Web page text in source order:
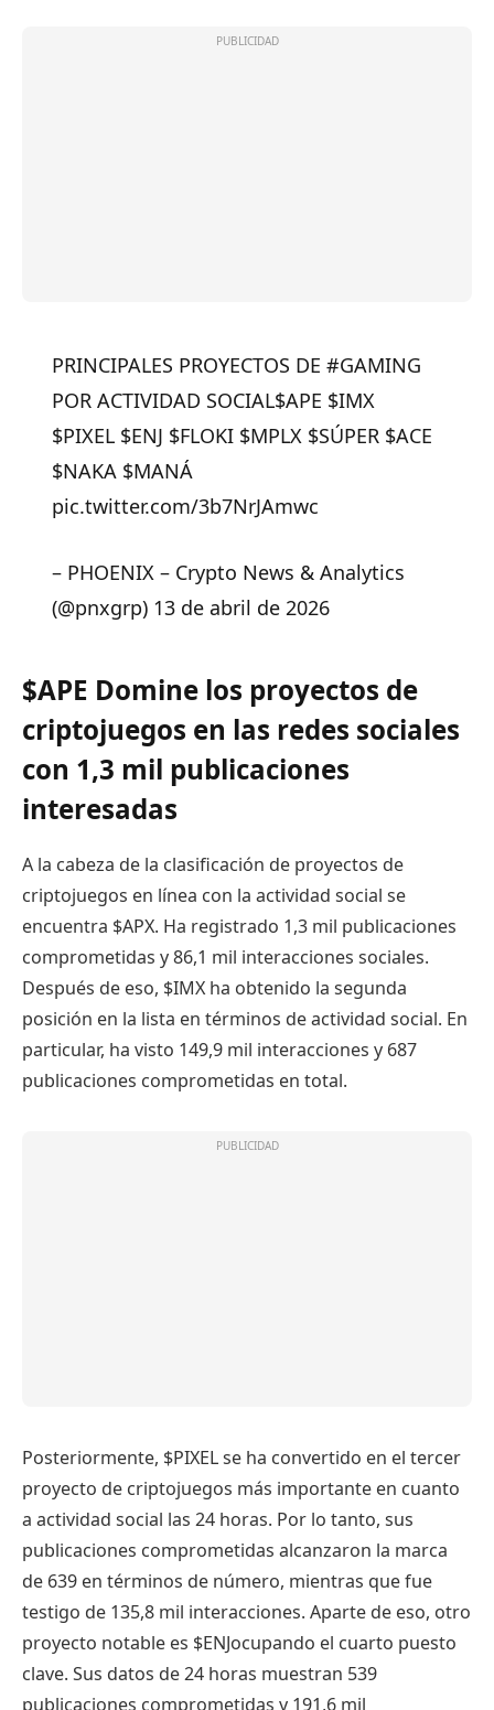
PRINCIPALES PROYECTOS DE #GAMING
POR ACTIVIDAD SOCIAL$APE $IMX
$PIXEL $ENJ $FLOKI $MPLX $SÚPER $ACE
$NAKA $MANÁ
pic.twitter.com/3b7NrJAmwc
– PHOENIX – Crypto News & Analytics
(@pnxgrp) 13 de abril de 2026
$APE Domine los proyectos de
criptojuegos en las redes sociales
con 1,3 mil publicaciones
interesadas
A la cabeza de la clasificación de proyectos de
criptojuegos en línea con la actividad social se
encuentra $APX. Ha registrado 1,3 mil publicaciones
comprometidas y 86,1 mil interacciones sociales.
Después de eso, $IMX ha obtenido la segunda
posición en la lista en términos de actividad social. En
particular, ha visto 149,9 mil interacciones y 687
publicaciones comprometidas en total.
Posteriormente, $PIXEL se ha convertido en el tercer
proyecto de criptojuegos más importante en cuanto
a actividad social las 24 horas. Por lo tanto, sus
publicaciones comprometidas alcanzaron la marca
de 639 en términos de número, mientras que fue
testigo de 135,8 mil interacciones. Aparte de eso, otro
proyecto notable es $ENJocupando el cuarto puesto
clave. Sus datos de 24 horas muestran 539
publicaciones comprometidas y 191,6 mil